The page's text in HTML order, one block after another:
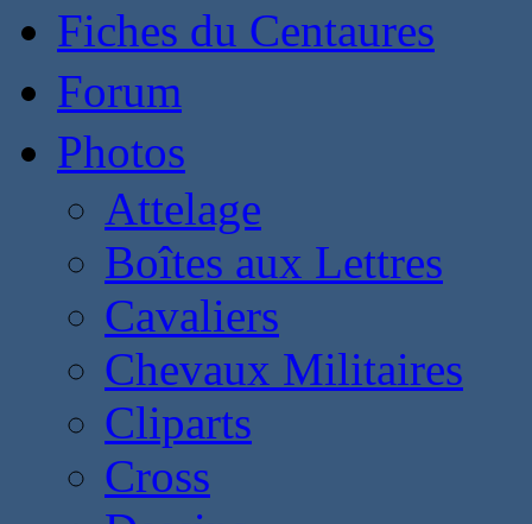
Fiches du Centaures
Forum
Photos
Attelage
Boîtes aux Lettres
Cavaliers
Chevaux Militaires
Cliparts
Cross